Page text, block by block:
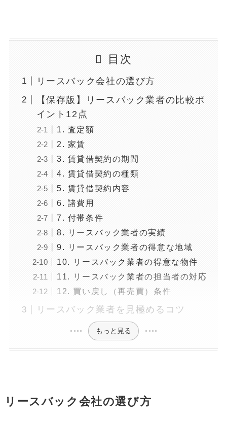
目次
リースバック会社の選び方
【保存版】リースバック業者の比較ポ
イント12点
1. 査定額
2. 家賃
3. 賃貸借契約の期間
4. 賃貸借契約の種類
5. 賃貸借契約内容
6. 諸費用
7. 付帯条件
8. リースバック業者の実績
9. リースバック業者の得意な地域
10. リースバック業者の得意な物件
11. リースバック業者の担当者の対応
12. 買い戻し（再売買）条件
リースバック業者を見極めるコツ
もっと見る
リースバック会社の選び方